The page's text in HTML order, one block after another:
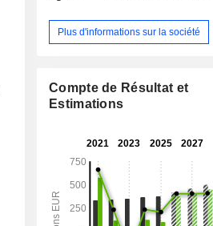
Plus d'informations sur la société
Compte de Résultat et
Estimations